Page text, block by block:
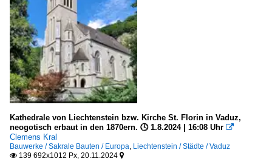
Kathedrale von Liechtenstein bzw. Kirche St. Florin in Vaduz,
neogotisch erbaut in den 1870ern. 🕓 1.8.2024 | 16:08 Uhr 
Clemens Kral
Bauwerke / Sakrale Bauten / Europa, Liechtenstein / Städte / Vaduz
 139 692x1012 Px, 20.11.2024 